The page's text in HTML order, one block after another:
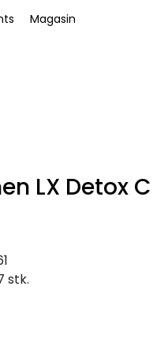
Magasin
LX Detox
stk.